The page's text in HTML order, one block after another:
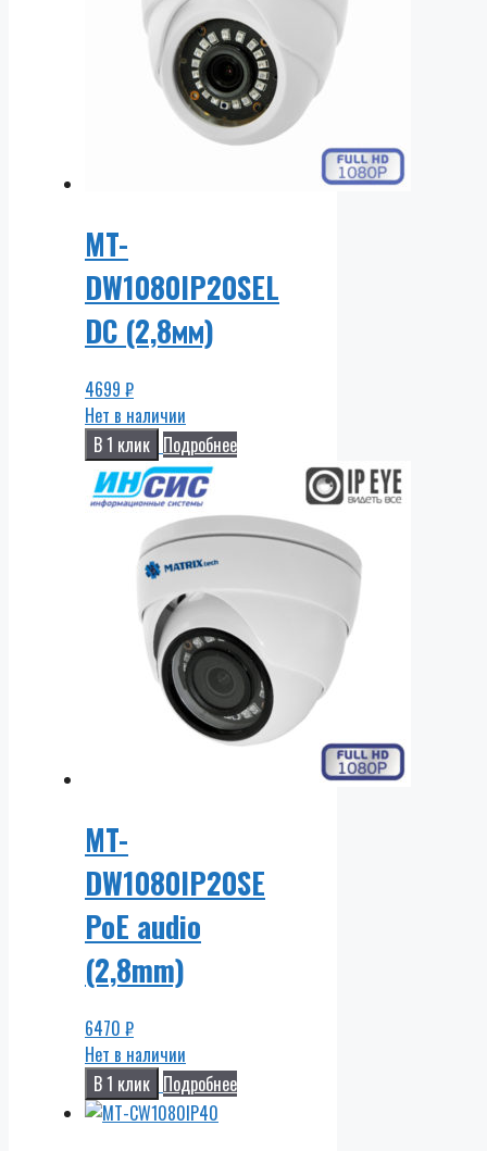
MT-
DW1080IP20SEL
DC (2,8мм)
4699 ₽
Нет в наличии
В 1 клик Подробнее
MT-
DW1080IP20SE
PoE audio
(2,8mm)
6470 ₽
Нет в наличии
В 1 клик Подробнее